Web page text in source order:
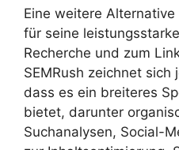
Eine weitere
für seine
Recherche und zum
SEMRush zeichnet
dass es ein breiteres
bietet, darunter
Suchanalysen, Social-